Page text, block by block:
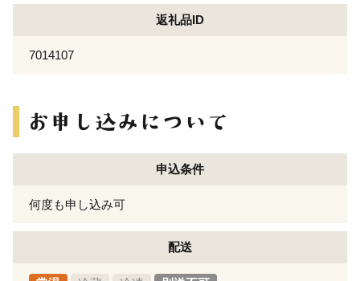
返礼品ID
7014107
申込条件
何度も申し込み可
配送